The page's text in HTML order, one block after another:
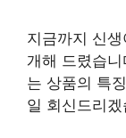
지금까지 신
개해 드렸습
는 상품의 특
일 회신드리